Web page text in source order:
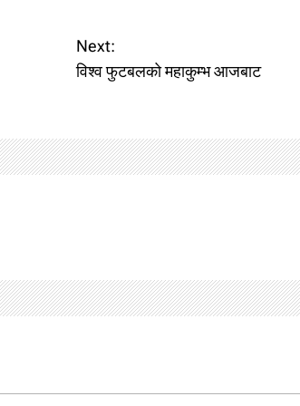
Next:
विश्व फुटबलको महाकुम्भ आजबाट